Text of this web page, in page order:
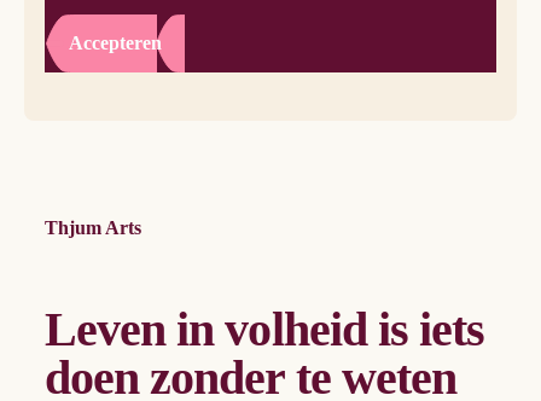
Accepteren
Thjum Arts
Leven in volheid is iets
doen zonder te weten